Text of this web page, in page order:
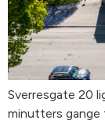
Sverresgate 20
minutters